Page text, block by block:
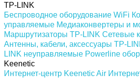
TP-LINK
Беспроводное оборудование WiFi
управляемые Медиаконвертеры и
Маршрутизаторы TP-LINK Сетевые
Антенны, кабели, аксессуары TP-
LINK неуправляемые Powerline
Keenetic
Интернет-центр Keenetic Air